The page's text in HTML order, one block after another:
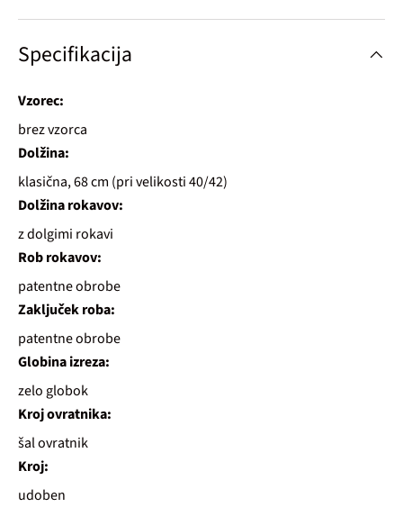
Specifikacija
Vzorec:
brez vzorca
Dolžina:
klasična, 68 cm (pri velikosti 40/42)
Dolžina rokavov:
z dolgimi rokavi
Rob rokavov:
patentne obrobe
Zaključek roba:
patentne obrobe
Globina izreza:
zelo globok
Kroj ovratnika:
šal ovratnik
Kroj:
udoben